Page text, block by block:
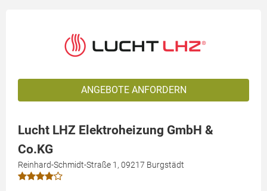
ANGEBOTE ANFORDERN
Lucht LHZ Elektroheizung GmbH &
Co.KG
Reinhard-Schmidt-Straße 1, 09217 Burgstädt